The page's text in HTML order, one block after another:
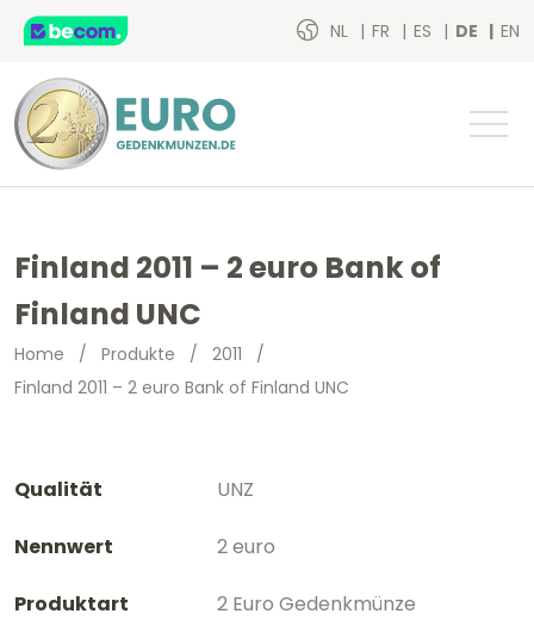
NL FR ES DE EN
Finland 2011 – 2 euro Bank of
Finland UNC
Home / Produkte / 2011 /
Finland 2011 – 2 euro Bank of Finland UNC
Qualität UNZ
Nennwert 2 euro
Produktart 2 Euro Gedenkmünze